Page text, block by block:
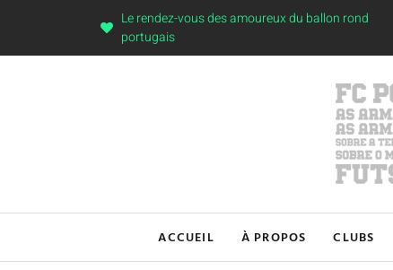
Le rendez-vous des amoureux du ballon rond
portugais
ACCUEIL À PROPOS CLUBS